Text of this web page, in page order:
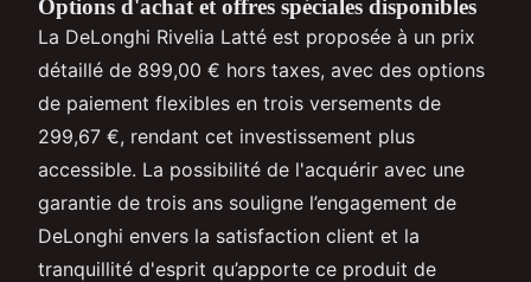
Options d'achat et offres spéciales disponibles
La DeLonghi Rivelia Latté est proposée à un prix
détaillé de 899,00 € hors taxes, avec des options
de paiement flexibles en trois versements de
299,67 €, rendant cet investissement plus
accessible. La possibilité de l'acquérir avec une
garantie de trois ans souligne l’engagement de
DeLonghi envers la satisfaction client et la
tranquillité d'esprit qu’apporte ce produit de